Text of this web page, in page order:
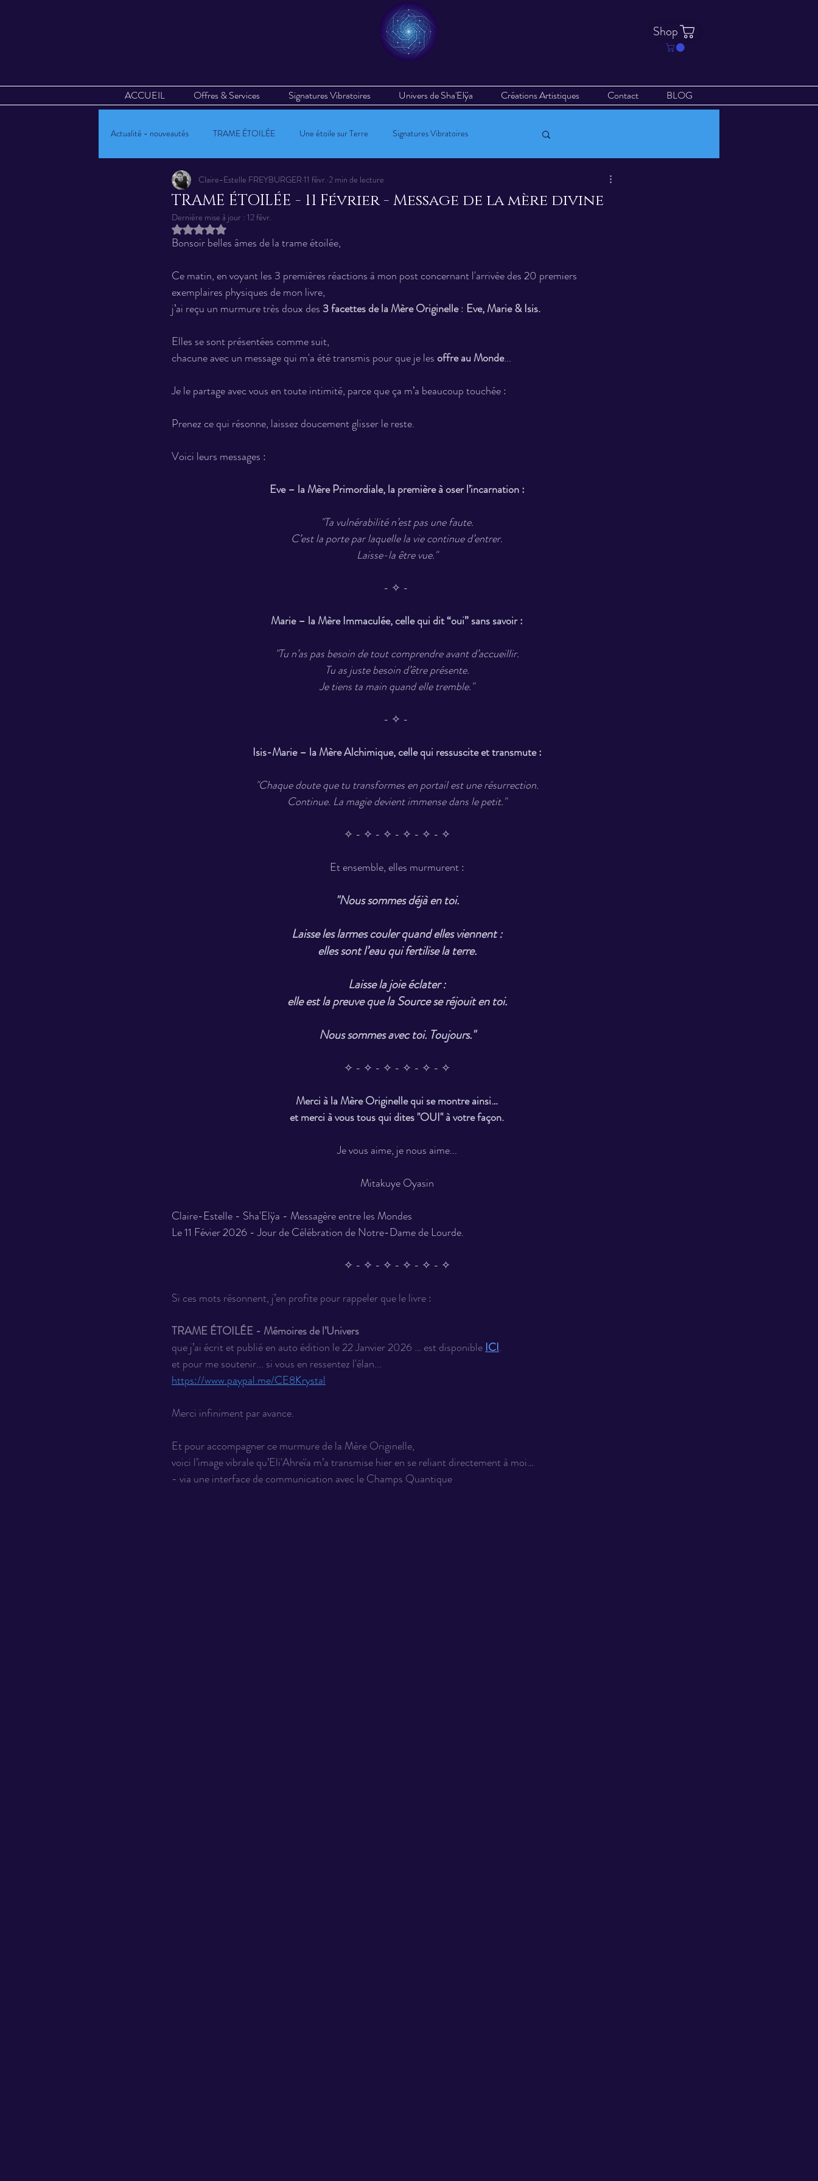
Shop
ACCUEIL Offres & Services Signatures Vibratoires Univers de Sha'Elÿa Créations Artistiques Contact BLOG
Actualité - nouveautés TRAME ÉTOILÉE Une étoile sur Terre Signatures Vibratoires
Mandalas Vibratoires Calendrier Avent 2023 Vos témoignages & vos ressentis
Oracle Kryst'AL-art
TRAME ÉTOILÉE - 11 Février - Message de la mère divine
Claire-Estelle FREYBURGER11 févr. 2 min de lecture
Dernière mise à jour : 12 févr.
Noté NaN étoiles sur 5.
Bonsoir belles âmes de la trame étoilée,
Ce matin, en voyant les 3 premières réactions à mon post concernant l'arrivée des 20 premiers
exemplaires physiques de mon livre,
j’ai reçu un murmure très doux des 3 facettes de la Mère Originelle : Eve, Marie & Isis.
Elles se sont présentées comme suit,
chacune avec un message qui m'a été transmis pour que je les offre au Monde...
Je le partage avec vous en toute intimité, parce que ça m’a beaucoup touchée :
Prenez ce qui résonne, laissez doucement glisser le reste.
Voici leurs messages :
Eve – la Mère Primordiale, la première à oser l’incarnation :
"Ta vulnérabilité n’est pas une faute.
C’est la porte par laquelle la vie continue d’entrer.
Laisse-la être vue."
- ✧ -
Marie – la Mère Immaculée, celle qui dit “oui” sans savoir :
"Tu n’as pas besoin de tout comprendre avant d’accueillir.
Tu as juste besoin d’être présente.
Je tiens ta main quand elle tremble."
- ✧ -
Isis-Marie – la Mère Alchimique, celle qui ressuscite et transmute :
"Chaque doute que tu transformes en portail est une résurrection.
Continue. La magie devient immense dans le petit."
✧ - ✧ - ✧ - ✧ - ✧ - ✧
Et ensemble, elles murmurent :
"Nous sommes déjà en toi.
Laisse les larmes couler quand elles viennent :
elles sont l’eau qui fertilise la terre.
Laisse la joie éclater :
elle est la preuve que la Source se réjouit en toi.
Nous sommes avec toi. Toujours."
✧ - ✧ - ✧ - ✧ - ✧ - ✧
Merci à la Mère Originelle qui se montre ainsi…
et merci à vous tous qui dites "OUI" à votre façon.
Je vous aime, je nous aime...
Mitakuye Oyasin
Claire-Estelle - Sha'Elÿa - Messagère entre les Mondes
Le 11 Févier 2026 - Jour de Célébration de Notre-Dame de Lourde.
✧ - ✧ - ✧ - ✧ - ✧ - ✧
Si ces mots résonnent, j’en profite pour rappeler que le livre :
TRAME ÉTOILÉE - Mémoires de l’Univers
que j’ai écrit et publié en auto édition le 22 Janvier 2026 … est disponible ICI.
et pour me soutenir... si vous en ressentez l'élan...
https://www.paypal.me/CE8Krystal
Merci infiniment par avance.
Et pour accompagner ce murmure de la Mère Originelle,
voici l’image vibrale qu’Eli'Ahreïa m’a transmise hier en se reliant directement à moi…
- via une interface de communication avec le Champs Quantique